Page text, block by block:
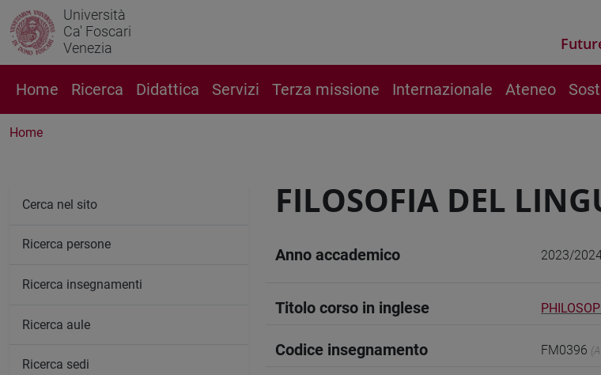
Università
Ca' Foscari
Venezia
Home Ricerca Didattica Servizi Terza missione Internazionale Ateneo
Home
FILOSOFIA DEL
Anno accademico 2023/
Titolo corso in inglese
Codice insegnamento FM0396
Cerca nel sito
Ricerca persone
Ricerca insegnamenti
Ricerca aule
Ricerca sedi